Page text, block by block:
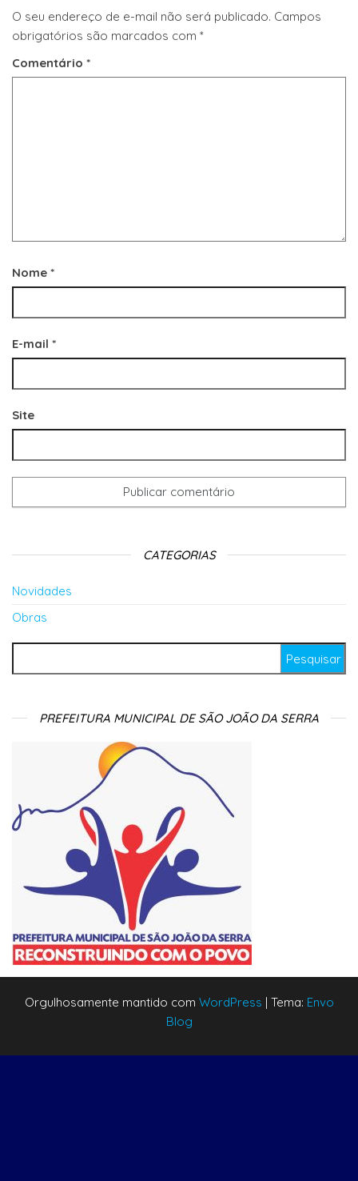
O seu endereço de e-mail não será publicado. Campos
obrigatórios são marcados com *
Comentário *
Nome *
E-mail *
Site
CATEGORIAS
Novidades
Obras
PREFEITURA MUNICIPAL DE SÃO JOÃO DA SERRA
Orgulhosamente mantido com WordPress | Tema: Envo
Blog